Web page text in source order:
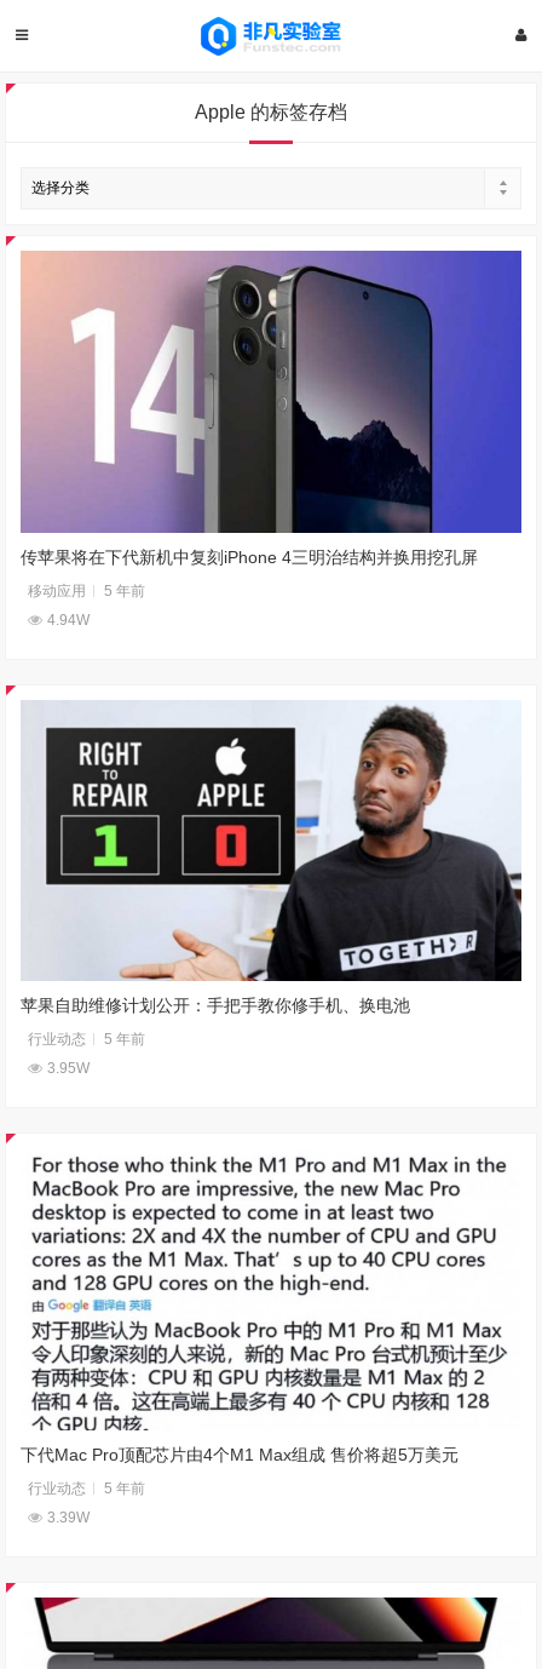
Apple 的标签存档
传苹果将在下代新机中复刻iPhone 4三明治结构并换用挖孔屏
移动应用
5 年前
4.94W
苹果自助维修计划公开：手把手教你修手机、换电池
行业动态
5 年前
3.95W
下代Mac Pro顶配芯片由4个M1 Max组成 售价将超5万美元
行业动态
5 年前
3.39W